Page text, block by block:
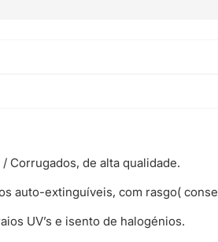
Corrugados, de alta qualidade.
auto-extinguíveis, com rasgo(
UV’s e isento de halogénios.